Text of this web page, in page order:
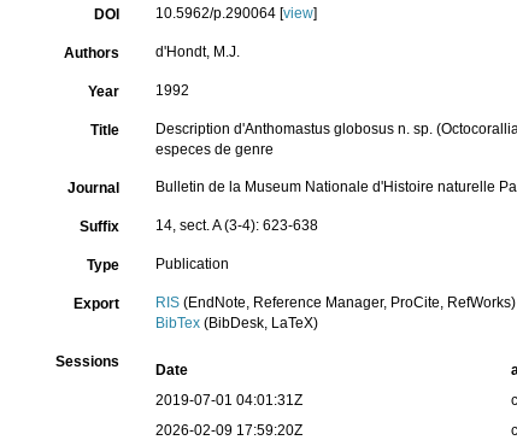
DOI 10.5962/p.290064 [view]
Authors d'Hondt, M.J.
Year 1992
Title
Description d'Anthomastus globosus n. sp.
especes de genre
Journal Bulletin de la Museum Nationale d'Histoire naturelle
Suffix 14, sect. A (3-4): 623-638
Type Publication
Export RIS (EndNote, Reference Manager, ProCite, RefWorks)
BibTex (BibDesk, LaTeX)
Sessions Date
2019-07-01 04:01:31Z
2026-02-09 17:59:20Z